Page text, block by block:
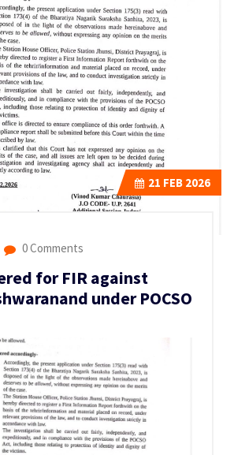
21 FEB 2026
0 Comments
for FIR against
under POCSO